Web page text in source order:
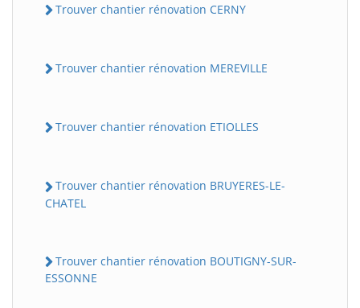
Trouver chantier rénovation CERNY
Trouver chantier rénovation MEREVILLE
Trouver chantier rénovation ETIOLLES
Trouver chantier rénovation BRUYERES-LE-
CHATEL
Trouver chantier rénovation BOUTIGNY-SUR-
ESSONNE